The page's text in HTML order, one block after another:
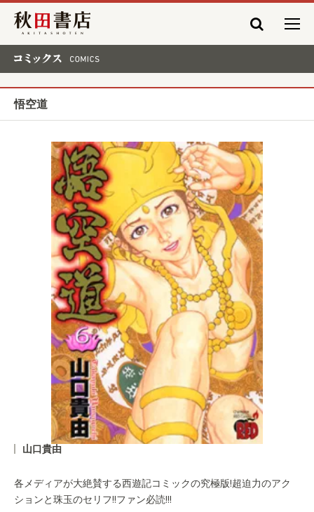
秋田書店
悟空道
山口貴由
各メディアが大絶賛する西遊記コミックの究極版!超迫力のアク
ションと珠玉のセリフ!!ファン必読!!!